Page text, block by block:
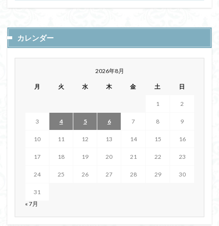
カレンダー
2026年8月
月 火 水 木 金 土 日
1 2
3 4 5 6 7 8 9
10 11 12 13 14 15 16
17 18 19 20 21 22 23
24 25 26 27 28 29 30
31
« 7月